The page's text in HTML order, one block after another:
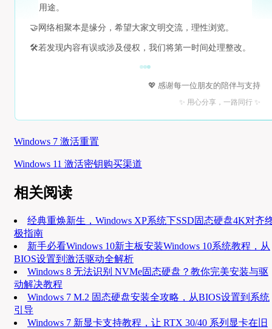
用途。
🤝 网络相聚本是缘分，希望大家文明交流，理性浏览。
🛠️若发现内容有误或涉及侵权，我们将第一时间处理整改。
💖 感谢每一位朋友的陪伴与支持
✨ 用心分享，一路同行 ✨
Windows 7 激活重置
Windows 11 激活密钥购买渠道
相关阅读
经典重焕新生，Windows XP系统下SSD固态硬盘4K对齐
极指南
新手必看Windows 10新主板安装Windows 10系统教程，从
BIOS设置到激活驱动全解析
Windows 8 无法识别 NVMe固态硬盘？教你完美安装与驱
动解决教程
Windows 7 M.2 固态硬盘安装全攻略，从BIOS设置到系统
引导
Windows 7 新显卡支持教程，让 RTX 30/40 系列显卡在旧